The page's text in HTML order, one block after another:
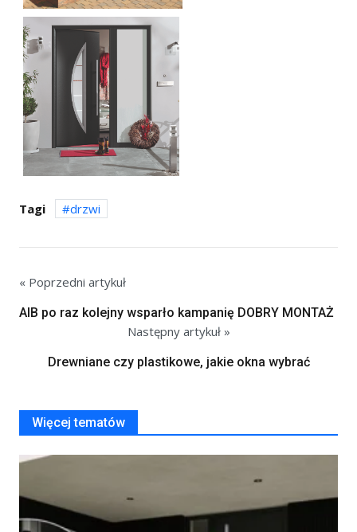
Tagi drzwi
« Poprzedni artykuł
AIB po raz kolejny wsparło kampanię DOBRY MONTAŻ
Następny artykuł »
Drewniane czy plastikowe, jakie okna wybrać
Więcej tematów